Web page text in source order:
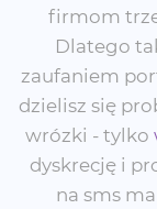
firmom
Dlatego
zaufaniem
dzielisz się
wrózki - tylko
dyskrecję i
na sms